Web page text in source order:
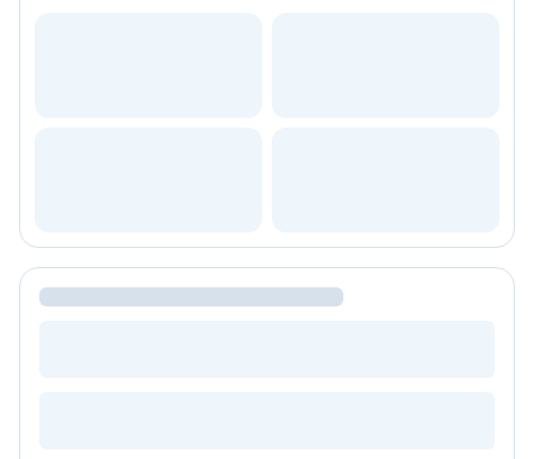
Ceai
Bacanie
BLACK FRIDAY